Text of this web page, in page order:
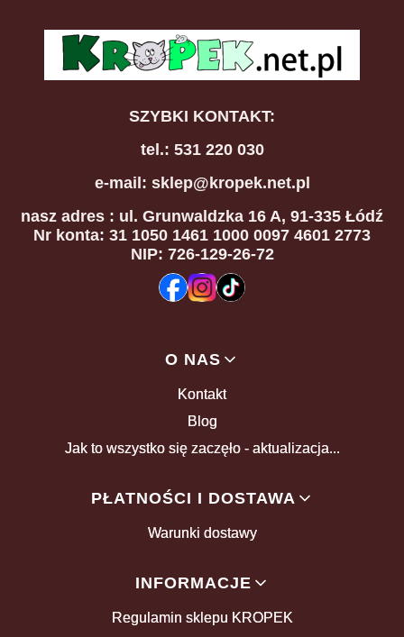
SZYBKI KONTAKT:
tel.: 531 220 030
e-mail: sklep@kropek.net.pl
nasz adres : ul. Grunwaldzka 16 A, 91-335 Łódź
Nr konta: 31 1050 1461 1000 0097 4601 2773
NIP: 726-129-26-72
O NAS
Kontakt
Blog
Jak to wszystko się zaczęło - aktualizacja...
PŁATNOŚCI I DOSTAWA
Warunki dostawy
INFORMACJE
Regulamin sklepu KROPEK